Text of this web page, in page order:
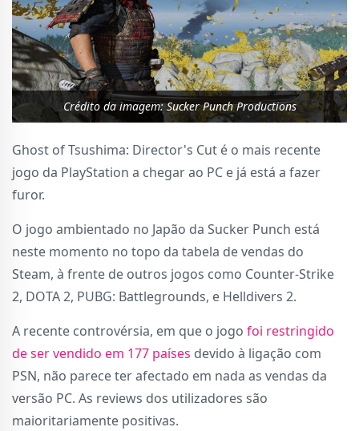
Crédito da imagem: Sucker Punch Productions
Ghost of Tsushima: Director's Cut é o mais recente
jogo da PlayStation a chegar ao PC e já está a fazer
furor.
O jogo ambientado no Japão da Sucker Punch está
neste momento no topo da tabela de vendas do
Steam, à frente de outros jogos como Counter-Strike
2, DOTA 2, PUBG: Battlegrounds, e Helldivers 2.
A recente controvérsia, em que o jogo foi restringido
de ser vendido em 177 países devido à ligação com
PSN, não parece ter afectado em nada as vendas da
versão PC. As reviews dos utilizadores são
maioritariamente positivas.